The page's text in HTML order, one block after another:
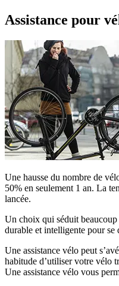
Assistance pour
Une hausse du nombre de
50% en seulement 1 an. La
lancée.
Un choix qui séduit
durable et intelligente pour se
Une assistance vélo peut
habitude d’utiliser votre vélo
Une assistance vélo vous